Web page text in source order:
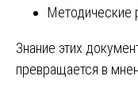
Методические
Знание этих
превращается в